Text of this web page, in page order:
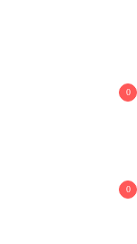
0
0